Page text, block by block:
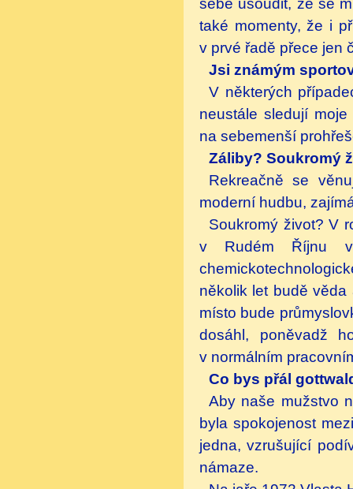
také momenty, že i
v prvé řadě přece jen
Jsi známým
V některých
neustále sledují
na sebemenší
Záliby? Soukromý
Rekreačně se
moderní hudbu,
Soukromý život? V
v Rudém Říjnu
několik let budě
místo bude
dosáhl, poněvadž
v normálním
Co bys přál
Aby naše mužstvo
byla spokojenost
jedna, vzrušující
námaze.